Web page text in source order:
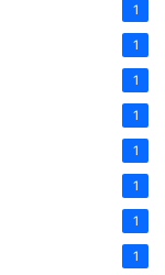
1
1
1
1
1
1
1
1